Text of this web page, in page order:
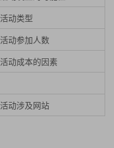
活动类型
活动参加人数
活动成本的因素
活动涉及网站